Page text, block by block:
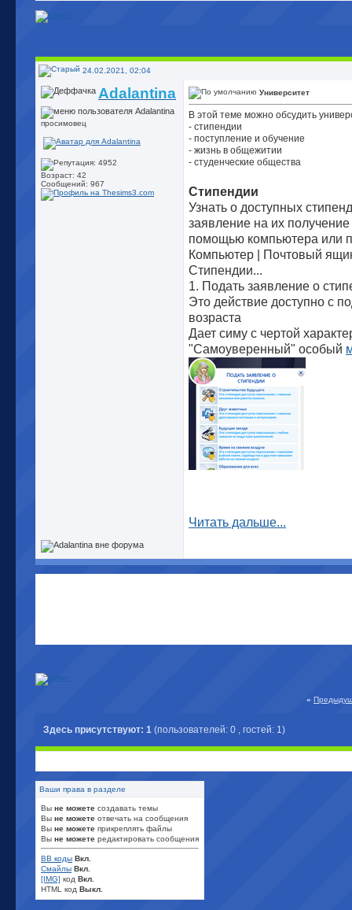
24.02.2021, 02:04
Adalantina
просимовец
Возраст: 42
Сообщений: 967
Университет
В этой теме можно обсудить
- стипендии
- поступление и обучение
- жизнь в общежитии
- студенческие общества
Стипендии
Узнать о доступных
заявление на их
помощью компьютера или
Компьютер | Почтовый
Стипендии...
1. Подать заявление о
Это действие доступно с
возраста
Дает симу с чертой
"Самоуверенный" особый
Читать дальше...
«
Здесь присутствуют: 1 (пользователей: 0 , гостей: 1)
Ваши права в разделе
Вы не можете создавать темы
Вы не можете отвечать на сообщения
Вы не можете прикреплять файлы
Вы не можете редактировать сообщения
BB коды Вкл.
Смайлы Вкл.
[IMG] код Вкл.
HTML код Выкл.